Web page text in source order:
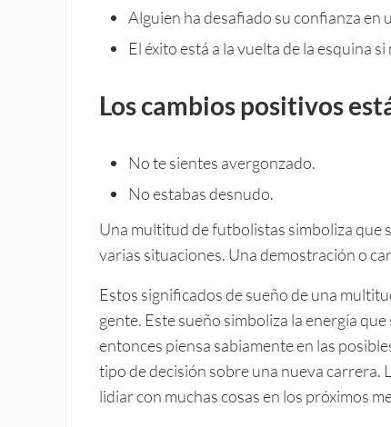
Alguien ha desafiado su confianza en
El éxito está a la vuelta de la esquina
Los cambios positivos
No te sientes avergonzado.
No estabas desnudo.
Una multitud de futbolistas simboliza que
varias situaciones. Una demostración o
Estos significados de sueño de una
gente. Este sueño simboliza la energía
entonces piensa sabiamente en las
tipo de decisión sobre una nueva carrera.
lidiar con muchas cosas en los próximos